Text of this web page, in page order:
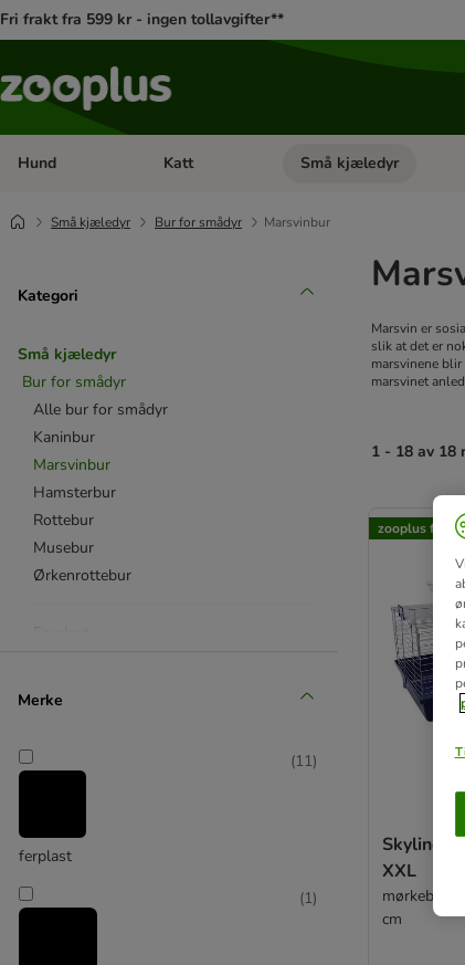
Fri frakt fra 599 kr - ingen tollavgifter**
Hund Åpne kategorimeny: Hund
Katt Åpne kategorimeny: Katt
Små kjæledyr
Små kjæledyr Bur for smådyr Marsvinbur
Kategori
Små kjæledyr
Bur for smådyr
Alle bur for smådyr
Kaninbur
Marsvinbur
Hamsterbur
Rottebur
Musebur
Ørkenrottebur
Med hjul
Merke
ferplast
(11)
(1)
Marsvin er
slik at det er
marsvinene
marsvinet
1 - 18 av 18
product
zooplus
Skyline
XXL
mørkeblå:
cm